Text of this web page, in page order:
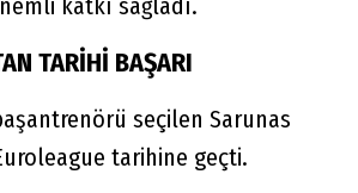
TARİHİ BAŞARI
seçilen Sarunas
tarihine geçti.